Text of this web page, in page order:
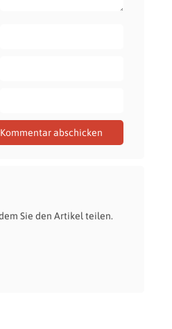
Sie den Artikel teilen.